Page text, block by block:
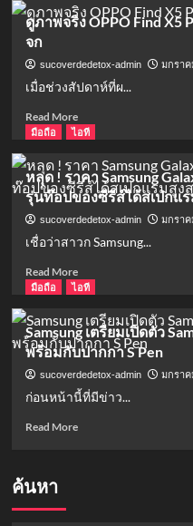
ใน
เดือน
นี้
ขึ้น
กว่า
Nokia
เผย
ตลาด
ปี
เตรียม
นำ
Nokia
X
Series
และ
Tablet
มา
วาง
ใน
ไทย
อย่าง
เป็น
ทางการ
ดูภาพจริง OPPO Find
จก
sucoverdedetox-admin มกราค
เมื่อช่วงสัปดาห์ที่ผ...
Read MoreRead
more
ดู
ภาพจริง
OPPO
Find
ที่มา
พร้อม
หลัง
เป็นก
ระจก
มือถือ ไอที
หลุด ! ราคา Samsung
รุ่นท๊อปของซีรีส์ได้สเปกแร
sucoverdedetox-admin มกราค
เชื่อว่าสาวก Samsung...
Read MoreRead
more
หลุด
!
ราคา
Samsung
Galaxy
Series
มือถือ ไอที
Samsung เตรียมเปิดตัว
พร้อมกับปากกา S Pen
sucoverdedetox-admin มกราค
ก่อนหน้านี้ที่มีข่าว...
Read MoreRead
ค้นหา